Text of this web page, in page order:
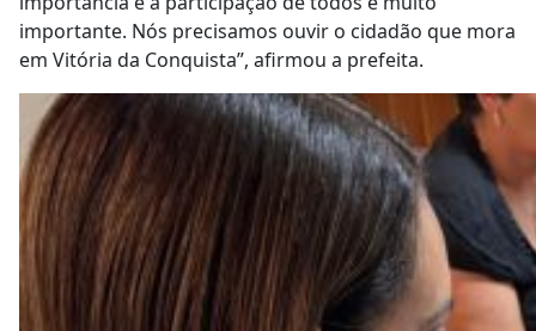
importante. Nós precisamos ouvir o cidadão que mora
em Vitória da Conquista”, afirmou a prefeita.